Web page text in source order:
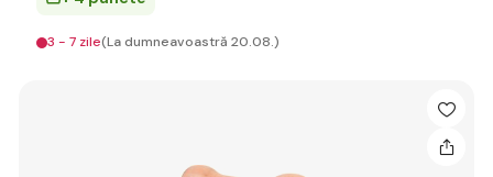
3 - 7 zile(La dumneavoastră 20.08.)